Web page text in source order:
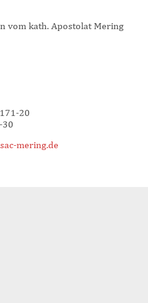
vom kath. Apostolat Mering
20
30
mering.de